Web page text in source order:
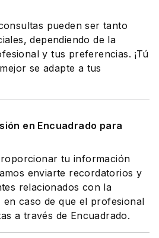
pueden ser tanto
dependiendo de la
y tus preferencias. ¡Tú
se adapte a tus
en Encuadrado para
tu información
enviarte recordatorios y
relacionados con la
en caso de que el profesional
a través de Encuadrado.